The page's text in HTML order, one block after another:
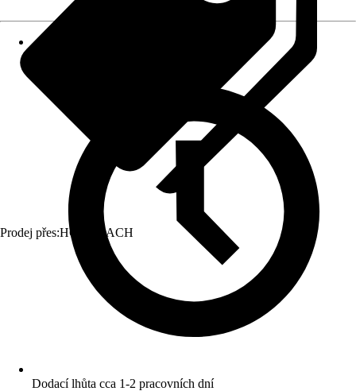
Prodej přes:HORNBACH
Dodací lhůta cca 1-2 pracovních dní